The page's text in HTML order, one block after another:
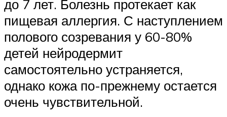
до 7 лет. Болезнь протекает как
пищевая аллергия. С наступлением
полового созревания у 60-80%
детей нейродермит
самостоятельно устраняется,
однако кожа по-прежнему остается
очень чувствительной.